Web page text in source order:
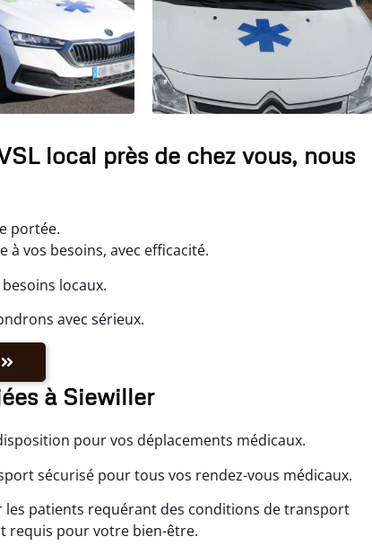
local près de chez vous, nous
portée.
vos besoins, avec efficacité.
locaux.
avec sérieux.
à Siewiller
pour vos déplacements médicaux.
sécurisé pour tous vos rendez-vous médicaux.
les patients requérant des conditions de transport
requis pour votre bien-être.